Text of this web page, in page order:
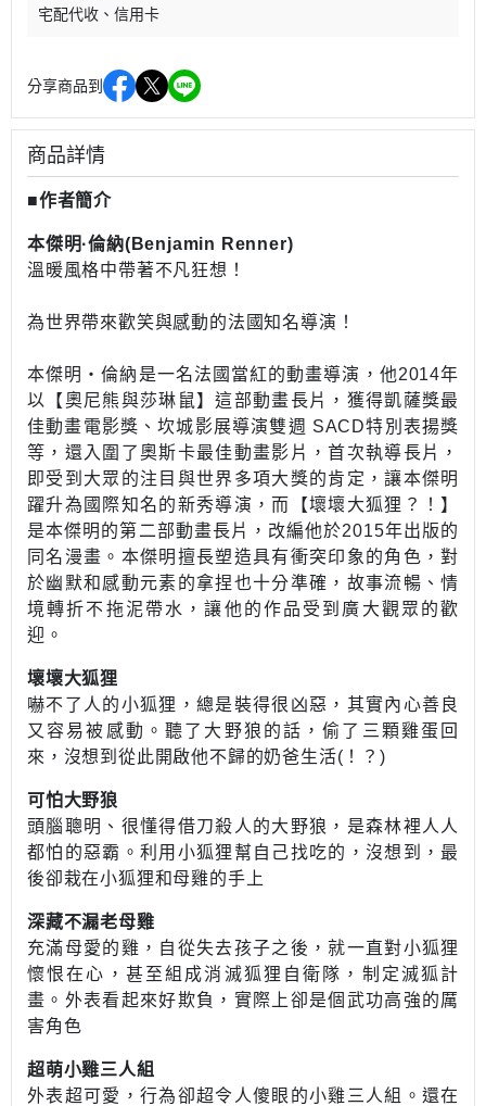
宅配代收
信用卡
分享商品到
商品詳情
■作者簡介
本傑明·倫納(Benjamin Renner)
溫暖風格中帶著不凡狂想！
為世界帶來歡笑與感動的法國知名導演！
本傑明‧倫納是一名法國當紅的動畫導演，他2014年
以【奧尼熊與莎琳鼠】這部動畫長片，獲得凱薩獎最
佳動畫電影獎、坎城影展導演雙週 SACD特別表揚獎
等，還入圍了奧斯卡最佳動畫影片，首次執導長片，
即受到大眾的注目與世界多項大獎的肯定，讓本傑明
躍升為國際知名的新秀導演，而【壞壞大狐狸？！】
是本傑明的第二部動畫長片，改編他於2015年出版的
同名漫畫。本傑明擅長塑造具有衝突印象的角色，對
於幽默和感動元素的拿捏也十分準確，故事流暢、情
境轉折不拖泥帶水，讓他的作品受到廣大觀眾的歡
迎。
壞壞大狐狸
嚇不了人的小狐狸，總是裝得很凶惡，其實內心善良
又容易被感動。聽了大野狼的話，偷了三顆雞蛋回
來，沒想到從此開啟他不歸的奶爸生活(！？)
可怕大野狼
頭腦聰明、很懂得借刀殺人的大野狼，是森林裡人人
都怕的惡霸。利用小狐狸幫自己找吃的，沒想到，最
後卻栽在小狐狸和母雞的手上
深藏不漏老母雞
充滿母愛的雞，自從失去孩子之後，就一直對小狐狸
懷恨在心，甚至組成消滅狐狸自衛隊，制定滅狐計
畫。外表看起來好欺負，實際上卻是個武功高強的厲
害角色
超萌小雞三人組
外表超可愛，行為卻超令人傻眼的小雞三人組。還在